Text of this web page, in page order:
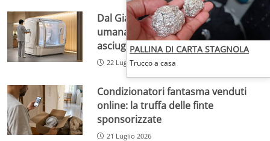
Dal Giappone arriva la lavatrice
umana che promette doccia e
asciugatura in pochi minuti
22 Luglio 2026
Condizionatori fantasma venduti
online: la truffa delle finte
sponsorizzate
21 Luglio 2026
PALLINA DI CARTA STAGNOLA
Trucco a casa